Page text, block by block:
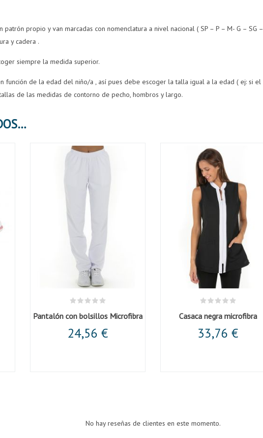
patrón propio y van marcadas con nomenclatura a nivel nacional ( SP – P – M- G – SG
y cadera .
siempre la medida superior.
función de la edad del niño/a , así pues debe escoger la talla igual a la edad ( ej: si
de las medidas de contorno de pecho, hombros y largo.
PRODUCTOS RELACIONADOS
Pantalón con bolsillos Microfibra
24,56 €
Casaca negra microfibra
33,76 €
No hay reseñas de clientes en este momento.